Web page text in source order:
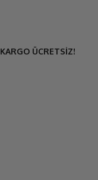
KARGO ÜCRETSİZ!